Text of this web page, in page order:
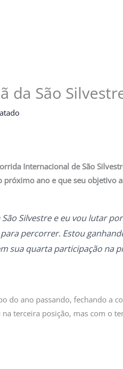
da São
Internacional de São
ano e que seu objetivo
Silvestre e eu vou lutar
percorrer. Estou
sua quarta participação na
do ano passando, fechando a
terceira posição, mas com o